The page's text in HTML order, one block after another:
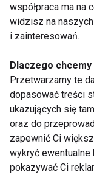
Fit biz
Joga, pilates i
stretching w
Wisła
współpraca ma na
widzisz na
i zainteresowań.
Dlaczego
Przetwarzamy te
dopasować treści
ukazujących się
oraz do
zapewnić Ci
wykryć ewentualne
pokazywać Ci